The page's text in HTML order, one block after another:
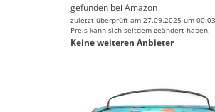
gefunden bei Amazon
zuletzt überprüft am 27.09.2025 um
Preis kann sich seitdem geändert haben.
Keine weiteren Anbieter